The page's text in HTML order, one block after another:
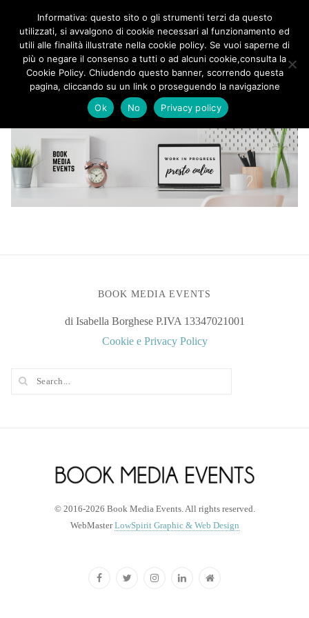
LIVRES & BIJOUX
BOOK MEDIA EVENTS
di Isabella Borghese P.IVA 13347021001
Cookie e Privacy Policy
© 2016-2026 Book Media Events. All rights reserved.
WebMasterLowSpirit Graphic & Web Design
Informativa: questo sito o gli strumenti terzi da questo
utilizzati, si avvalgono di cookie necessari al funzionamento ed
utili alle finalità illustrate nella cookie policy. Se vuoi saperne di
più o negare il consenso a tutti o ad alcuni cookie,consulta la
Cookie Policy. Chiudendo questo banner, scorrendo questa
pagina, cliccando su un link o proseguendo la navigazione
Ok
No Privacy policy